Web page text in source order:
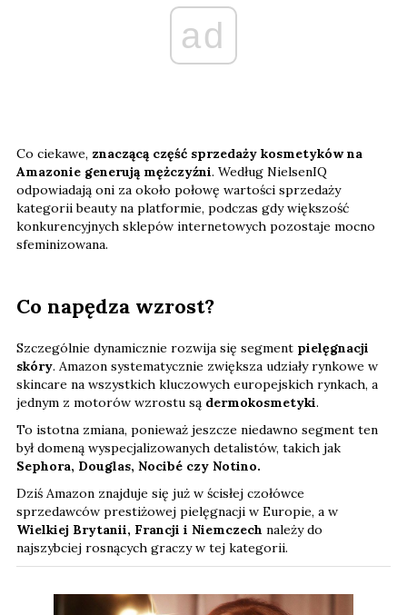
ad
Co ciekawe, znaczącą część sprzedaży kosmetyków na
Amazonie generują mężczyźni. Według NielsenIQ
odpowiadają oni za około połowę wartości sprzedaży
kategorii beauty na platformie, podczas gdy większość
konkurencyjnych sklepów internetowych pozostaje mocno
sfeminizowana.
Co napędza wzrost?
Szczególnie dynamicznie rozwija się segment pielęgnacji
skóry. Amazon systematycznie zwiększa udziały rynkowe w
skincare na wszystkich kluczowych europejskich rynkach, a
jednym z motorów wzrostu są dermokosmetyki.
To istotna zmiana, ponieważ jeszcze niedawno segment ten
był domeną wyspecjalizowanych detalistów, takich jak
Sephora, Douglas, Nocibé czy Notino.
Dziś Amazon znajduje się już w ścisłej czołówce
sprzedawców prestiżowej pielęgnacji w Europie, a w
Wielkiej Brytanii, Francji i Niemczech należy do
najszybciej rosnących graczy w tej kategorii.